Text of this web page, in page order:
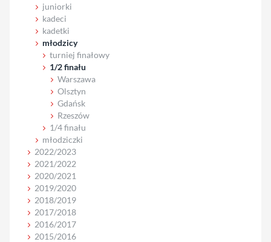
juniorki
kadeci
kadetki
młodzicy
turniej finałowy
1/2 finału
Warszawa
Olsztyn
Gdańsk
Rzeszów
1/4 finału
młodziczki
2022/2023
2021/2022
2020/2021
2019/2020
2018/2019
2017/2018
2016/2017
2015/2016